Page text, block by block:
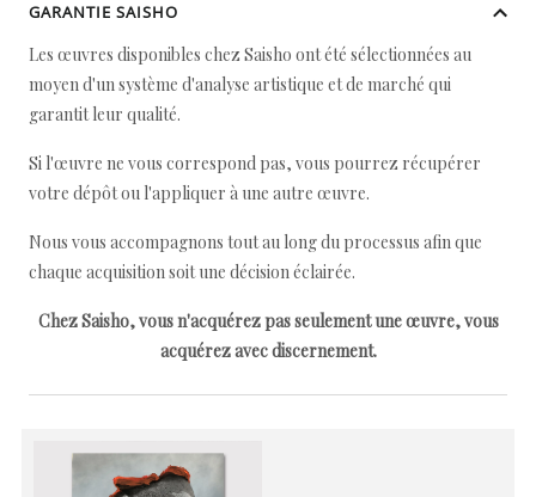
GARANTIE SAISHO
Les œuvres disponibles chez Saisho ont été sélectionnées au
moyen d'un système d'analyse artistique et de marché qui
garantit leur qualité.
Si l'œuvre ne vous correspond pas, vous pourrez récupérer
votre dépôt ou l'appliquer à une autre œuvre.
Nous vous accompagnons tout au long du processus afin que
chaque acquisition soit une décision éclairée.
Chez Saisho, vous n'acquérez pas seulement une œuvre, vous
acquérez avec discernement.